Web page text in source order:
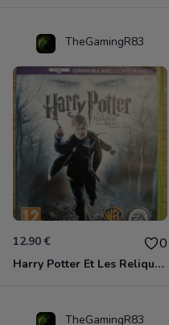
TheGamingR83
12.90 € 0
Harry Potter Et Les Reliques De La Mort - 1ère Partie Xbox 360
TheGamingR83